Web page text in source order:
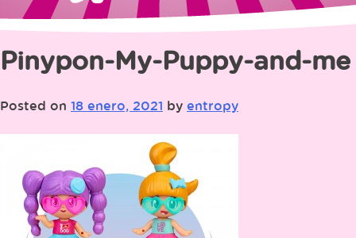
Pinypon-My-Puppy-and-me
Posted on 18 enero, 2021 by entropy